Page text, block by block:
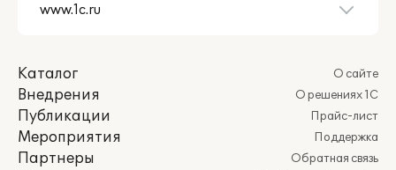
Каталог
Внедрения
Публикации
Мероприятия
Партнеры
О сайте
О решениях 1С
Прайс-лист
Поддержка
Обратная связь